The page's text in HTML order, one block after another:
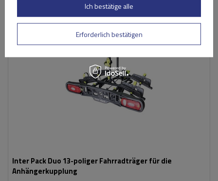
Inter Pack Duo 13-poliger Fahrradträger für die
Anhängerkupplung
Fassungsvermögen: Fahrräder:
2
Maximales Fahrradgewicht:
20 kg
Zuladung des Fahrradträgers:
40 kg
Max. Radabstand:
1170 mm
Abstand zwischen den Fahrrädern:
280 mm
möglichkeit, die Plattform sogar mit Fahrrädern abzuklappen
Erforderlich bestätigen
Ich bestätige alle